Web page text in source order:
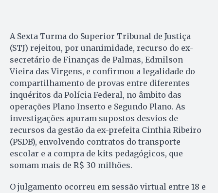
A Sexta Turma do Superior Tribunal de Justiça
(STJ) rejeitou, por unanimidade, recurso do ex-
secretário de Finanças de Palmas, Edmilson
Vieira das Virgens, e confirmou a legalidade do
compartilhamento de provas entre diferentes
inquéritos da Polícia Federal, no âmbito das
operações Plano Inserto e Segundo Plano. As
investigações apuram supostos desvios de
recursos da gestão da ex-prefeita Cinthia Ribeiro
(PSDB), envolvendo contratos do transporte
escolar e a compra de kits pedagógicos, que
somam mais de R$ 30 milhões.
O julgamento ocorreu em sessão virtual entre 18 e